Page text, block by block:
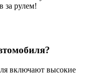
за рулем!
включают высокие